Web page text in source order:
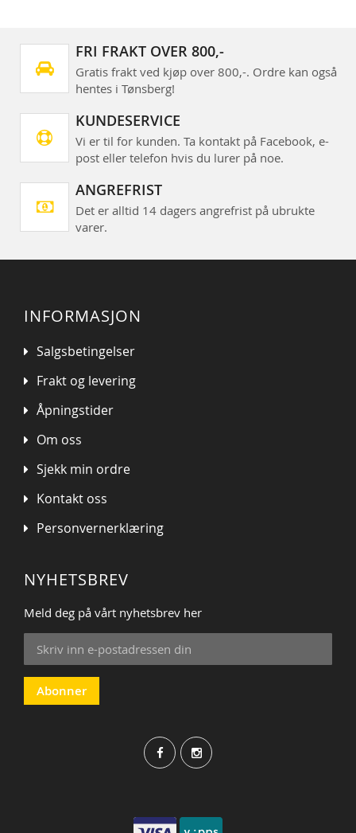
FRI FRAKT OVER 800,-
Gratis frakt ved kjøp over 800,-. Ordre kan også
hentes i Tønsberg!
KUNDESERVICE
Vi er til for kunden. Ta kontakt på Facebook, e-
post eller telefon hvis du lurer på noe.
ANGREFRIST
Det er alltid 14 dagers angrefrist på ubrukte
varer.
INFORMASJON
Salgsbetingelser
Frakt og levering
Åpningstider
Om oss
Sjekk min ordre
Kontakt oss
Personvernerklæring
NYHETSBREV
Meld deg på vårt nyhetsbrev her
Sign
Up
for
Our
Newsletter:
Abonner